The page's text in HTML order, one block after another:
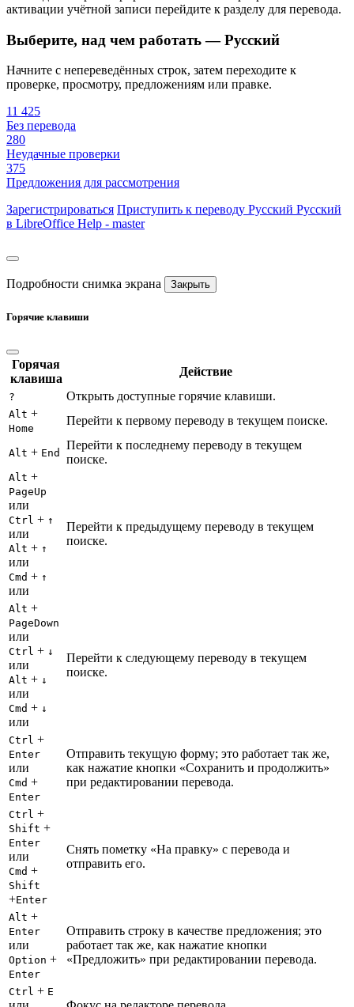
активации учётной записи перейдите к разделу для перевода.
Выберите, над чем работать — Русский
Начните с непереведённых строк, затем переходите к
проверке, просмотру, предложениям или правке.
11 425
Без перевода
280
Неудачные проверки
375
Предложения для рассмотрения
Зарегистрироваться Приступить к переводу Русский Русский
в LibreOffice Help - master
Подробности снимка экрана Закрыть
Горячие клавиши
Горячая
клавиша
Действие
? Открыть доступные горячие клавиши.
Alt +
Home
Перейти к первому переводу в текущем поиске.
Alt + End
Перейти к последнему переводу в текущем
поиске.
Alt +
PageUp
или
Ctrl + ↑
или
Alt + ↑
или
Cmd + ↑
или
Перейти к предыдущему переводу в текущем
поиске.
Alt +
PageDown
или
Ctrl + ↓
или
Alt + ↓
или
Cmd + ↓
или
Перейти к следующему переводу в текущем
поиске.
Ctrl +
Enter
или
Cmd +
Enter
Отправить текущую форму; это работает так же,
как нажатие кнопки «Сохранить и продолжить»
при редактировании перевода.
Ctrl +
Shift +
Enter
или
Cmd +
Shift
+Enter
Снять пометку «На правку» с перевода и
отправить его.
Alt +
Enter
или
Option +
Enter
Отправить строку в качестве предложения; это
работает так же, как нажатие кнопки
«Предложить» при редактировании перевода.
Ctrl + E